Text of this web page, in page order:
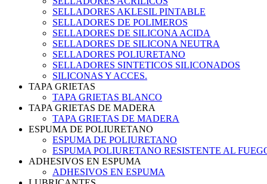
SELLADORES AKLESIL PINTABLE
SELLADORES DE POLIMEROS
SELLADORES DE SILICONA ACIDA
SELLADORES DE SILICONA NEUTRA
SELLADORES POLIURETANO
SELLADORES SINTETICOS SILICONADOS
SILICONAS Y ACCES.
TAPA GRIETAS
TAPA GRIETAS BLANCO
TAPA GRIETAS DE MADERA
TAPA GRIETAS DE MADERA
ESPUMA DE POLIURETANO
ESPUMA DE POLIURETANO
ESPUMA POLIURETANO RESISTENTE AL
ADHESIVOS EN ESPUMA
ADHESIVOS EN ESPUMA